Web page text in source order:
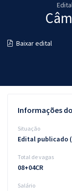
Cursos 20% OFF
Questões grátis
Blog
Aprovados
Baixar edital
Informações
Situação
Edital publicado
Total de vagas
08+04CR
Salário